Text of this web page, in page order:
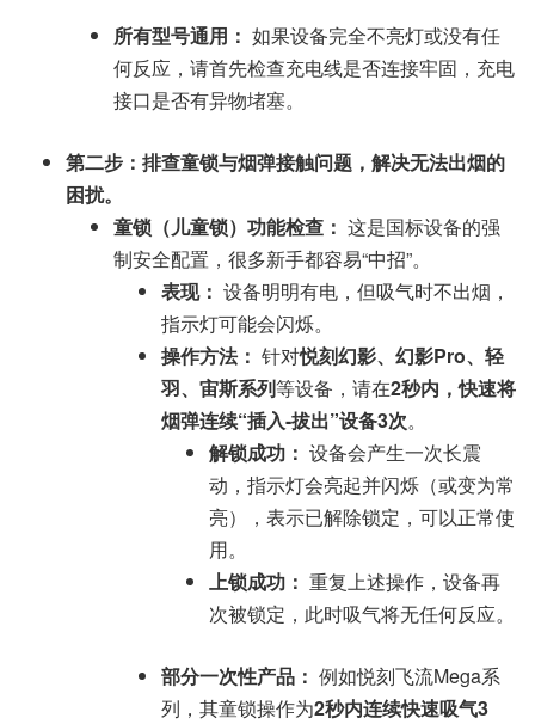
所有型号通用： 如果设备完全不亮灯或没有任
何反应，请首先检查充电线是否连接牢固，充电
接口是否有异物堵塞。
第二步：排查童锁与烟弹接触问题，解决无法出烟的
困扰。
童锁（儿童锁）功能检查： 这是国标设备的强
制安全配置，很多新手都容易“中招”。
表现： 设备明明有电，但吸气时不出烟，
指示灯可能会闪烁。
操作方法： 针对悦刻幻影、幻影Pro、轻
羽、宙斯系列等设备，请在2秒内，快速将
烟弹连续“插入-拔出”设备3次。
解锁成功： 设备会产生一次长震
动，指示灯会亮起并闪烁（或变为常
亮），表示已解除锁定，可以正常使
用。
上锁成功： 重复上述操作，设备再
次被锁定，此时吸气将无任何反应。
部分一次性产品： 例如悦刻飞流Mega系
列，其童锁操作为2秒内连续快速吸气3